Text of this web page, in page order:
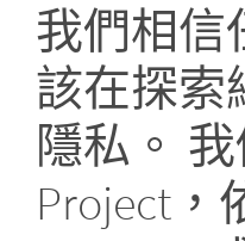
我們相信
該在探索
隱私。
Project，